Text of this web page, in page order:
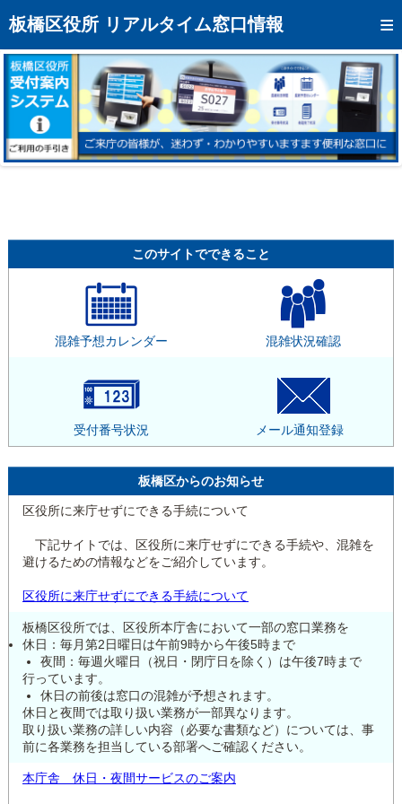
板橋区役所 リアルタイム窓口情報
トップページへ
混雑予想カレンダー
リアルタイム混雑状況
リアルタイム受付番号状況
メール通知登録
モバイルサイト
区役所フロアマップ
このサイトでできること
混雑予想カレンダー 混雑状況確認
受付番号状況 メール通知登録
板橋区からのお知らせ
区役所に来庁せずにできる手続について
下記サイトでは、区役所に来庁せずにできる手続や、混雑を
避けるための情報などをご紹介しています。
区役所に来庁せずにできる手続について
板橋区役所では、区役所本庁舎において一部の窓口業務を
休日：毎月第2日曜日は午前9時から午後5時まで
夜間：毎週火曜日（祝日・閉庁日を除く）は午後7時まで
行っています。
休日の前後は窓口の混雑が予想されます。
休日と夜間では取り扱い業務が一部異なります。
取り扱い業務の詳しい内容（必要な書類など）については、事
前に各業務を担当している部署へご確認ください。
本庁舎 休日・夜間サービスのご案内